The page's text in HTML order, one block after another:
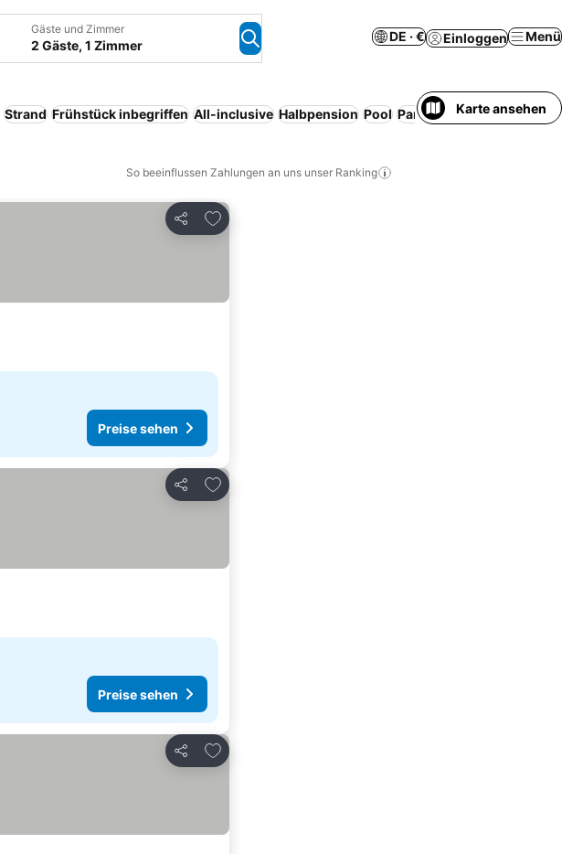
Gäste und Zimmer
2 Gäste, 1 Zimmer
DE · € Einloggen Menü
Strand Frühstück inbegriffen All-inclusive Halbpension Pool Parkplatz Ganzes Haus/
Karte ansehen
So beeinflussen Zahlungen an uns unser Ranking
Teilen
Zu Favoriten hinzufügen
Preise sehen
Teilen
Zu Favoriten hinzufügen
Preise sehen
Teilen
Zu Favoriten hinzufügen